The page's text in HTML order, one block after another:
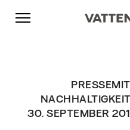
Überspringen
Zurück zur
Gehe zur Fußzeile
30. SEPTEMBER
Zurück zur